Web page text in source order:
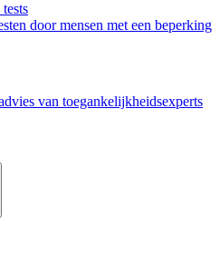
door mensen met een beperking
van toegankelijkheidsexperts